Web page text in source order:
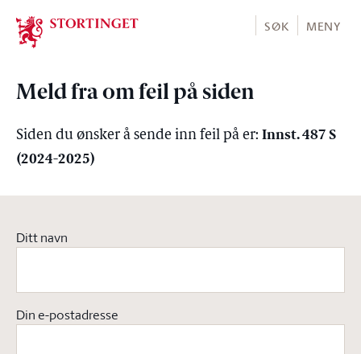
Stortinget.no
SØK MENY
Meld fra om feil på siden
Siden du ønsker å sende inn feil på er: Innst. 487 S
(2024-2025)
Ditt navn
Din e-postadresse